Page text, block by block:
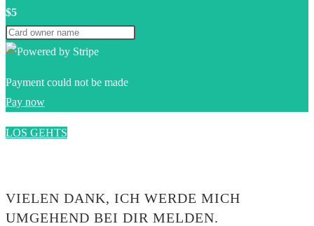
$5
Payment could not be made
Pay now
LOS GEHTS
VIELEN DANK, ICH WERDE MICH
UMGEHEND BEI DIR MELDEN.